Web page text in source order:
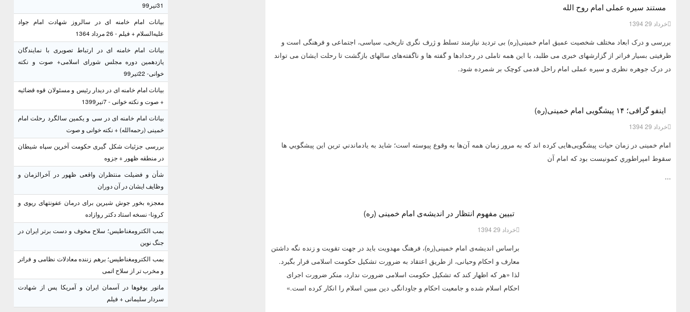
مستند سیره عملی امام روح الله
خرداد 29 1394
بررسی و درک ابعاد مختلف شخصیت عمیق امام خمینی(ره) بی تردید نیازمند تسلط و ژرف نگری تاریخی، سیاسی، اجتماعی و فرهنگی است و
ظرفیتی بسیار فراتر از گزارشهای خبری می طلبد، با این همه تاملی در رخدادها و گفته ها و ناگفته­‌های سال­های بازگشت تا رحلت ایشان می تواند
در درک جوهره نظری و سیره عملی امام راحل قدمی کوچک بر شمرده شود.
اینفو گرافی؛ ۱۴ پیشگویی امام خمینی(ره)
خرداد 29 1394
امام خمینی در زمان حيات پیشگویی‌هایی كرده اند كه به مرور زمان همه آن‌ها به وقوع پيوسته است؛ شايد به يادماندني ترين اين پيشگويي ها
سقوط امپراطوري كمونيست بود كه امام آن
...
تبیین مفهوم انتظار در اندیشه‌ی امام خمینی (ره)
خرداد 29 1394
براساس اندیشه‌‌ی امام خمینی(ره)، فرهنگ مهدویت باید در جهت تقویت و زنده نگه داشتن
معارف و احکام وحیانی، از طریق اعتقاد به ضرورت تشکیل حکومت اسلامی قرار بگیرد.
لذا «هر که اظهار کند که تشکیل حکومت اسلامی ضرورت ندارد، منکر ضرورت اجرای
احکام اسلام شده و جامعیت احکام و جاودانگی دین مبین اسلام را انکار کرده است.»
31تیر99
بیانات امام خامنه ای در سالروز شهادت امام جواد
علیه‌السلام + فیلم - 26 مرداد 1364
بیانات امام خامنه ای در ارتباط تصویری با نمایندگان
یازدهمین دوره مجلس شورای اسلامی+ صوت و نکته
خوانی- 22تیر99
بیانات امام خامنه ای در دیدار رئیس و مسئولان قوه قضائیه
+ صوت و نکته خوانی - 7تیر1399
بیانات امام خامنه ای در سی و یکمین سالگرد رحلت امام
خمینی (رحمه‌الله) + نکته خوانی و صوت
بررسی جزئیات شکل گیری حکومت آخرین سپاه شیطان
در منطقه ظهور + جزوه
شأن و فضیلت منتظران واقعی ظهور در آخرالزمان و
وظایف ایشان در آن دوران
معجزه بخور جوش شیرین برای درمان عفونتهای ریوی و
کرونا- نسخه استاد دکتر روازاده
بمب الکترومغناطیس؛ سلاح مخوف و دست برتر ایران در
جنگ نوین
بمب الکترومغناطیس؛ برهم زننده معادلات نظامی و فراتر
و مخرب تر از سلاح اتمی
مانور یوفوها در آسمان ایران و آمریکا پس از شهادت
سردار سلیمانی + فیلم